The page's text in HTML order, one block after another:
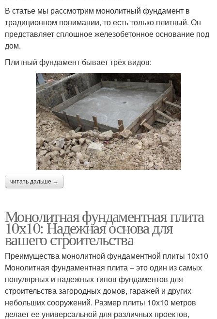
В статье мы рассмотрим монолитный фундамент в
традиционном понимании, то есть только плитный. Он
представляет сплошное железобетонное основание под
дом.
Плитный фундамент бывает трёх видов:
читать дальше →
Монолитная фундаментная плита
10х10: Надежная основа для
вашего строительства
Преимущества монолитной фундаментной плиты 10х10
Монолитная фундаментная плита – это один из самых
популярных и надежных типов фундаментов для
строительства загородных домов, гаражей и других
небольших сооружений. Размер плиты 10х10 метров
делает ее универсальной для различных проектов,